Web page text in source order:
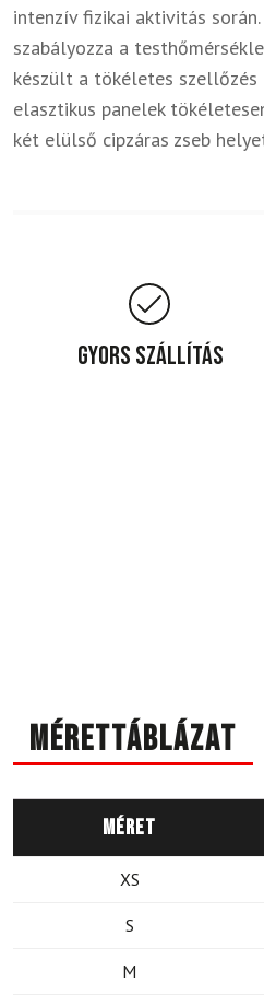
intenzív fizikai aktivitás
szabályozza a
készült a tökéletes
elasztikus panelek
két elülső cipzáras zseb
Gyors szállítás
Mérettáblázat
Méret
XS
S
M